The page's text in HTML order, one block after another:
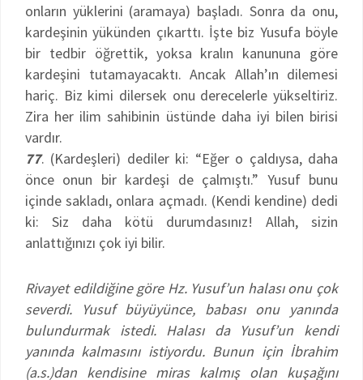
onların yüklerini (aramaya) başladı. Sonra da onu,
kardeşinin yükünden çıkarttı. İşte biz Yusufa böyle
bir tedbir öğrettik, yoksa kralın kanununa göre
kardeşini tutamayacaktı. Ancak Allah’ın dilemesi
hariç. Biz kimi dilersek onu derecelerle yükseltiriz.
Zira her ilim sahibinin üstünde daha iyi bilen birisi
vardır.
77. (Kardeşleri) dediler ki: “Eğer o çaldıysa, daha
önce onun bir kardeşi de çalmıştı.” Yusuf bunu
içinde sakladı, onlara açmadı. (Kendi kendine) dedi
ki: Siz daha kötü durumdasınız! Allah, sizin
anlattığınızı çok iyi bilir.
Rivayet edildiğine göre Hz. Yusuf’un halası onu çok
severdi. Yusuf büyüyünce, babası onu yanında
bulundurmak istedi. Halası da Yusuf’un kendi
yanında kalmasını istiyordu. Bunun için İbrahim
(a.s.)dan kendisine miras kalmış olan kuşağını